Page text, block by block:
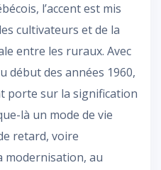
l’accent est mis
cultivateurs et de la
entre les ruraux. Avec
début des années 1960,
porte sur la signification
là un mode de vie
retard, voire
modernisation, au